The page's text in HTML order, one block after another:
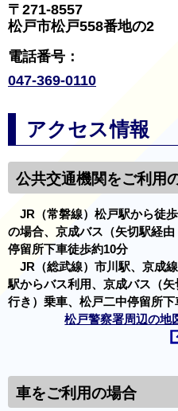
〒271-8557
松戸市松戸558番地の2
電話番号：
047-369-0110
アクセス情報
公共交通機関をご利用
JR（常磐線）松戸駅から徒
の場合、京成バス（矢切駅経
停留所下車徒歩約10分
JR（総武線）市川駅、京成
駅からバス利用、京成バス（
行き）乗車、松戸二中停留所
松戸警察署周辺の地
車をご利用の場合